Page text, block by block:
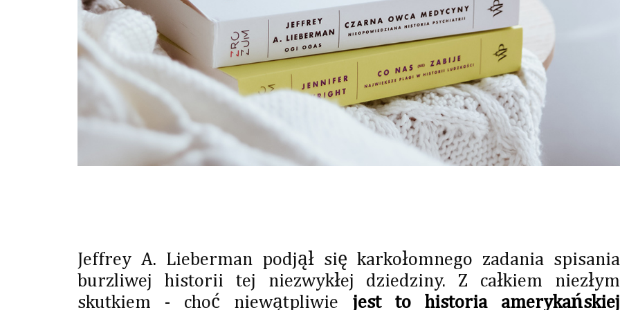
Jeffrey A. Lieberman podjął się karkołomnego zadania spisania
burzliwej historii tej niezwykłej dziedziny. Z całkiem niezłym
skutkiem - choć niewątpliwie jest to historia amerykańskiej